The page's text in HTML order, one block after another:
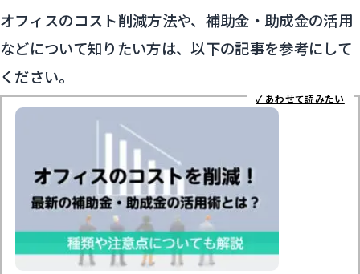
オフィスのコスト削減方法や、補助金・助成金の活用
などについて知りたい方は、以下の記事を参考にして
ください。